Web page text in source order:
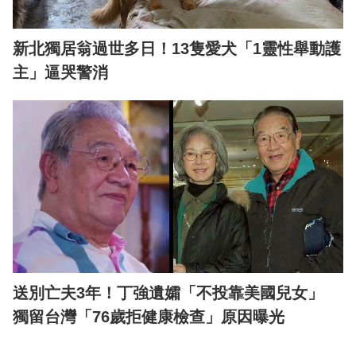
新北獨居翁過世多日！13隻愛犬「1靈性舉動護
主」逼哭警消
送別亡夫3年！丁強遺孀「不投靠美國兒女」
獨留台灣「76歲拒健康檢查」原因曝光